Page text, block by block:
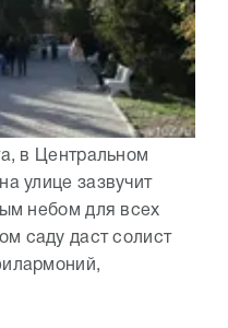
в Центральном
улице зазвучит
небом для всех
саду даст солист